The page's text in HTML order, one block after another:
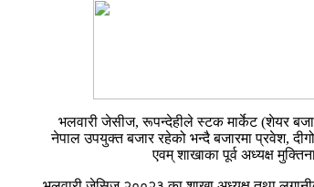
भलवारी जेसीज, रूपन्देहीले स्टक मार्केट (शेयर
नेपाल उपयुक्त बजार रहेको भन्दै बजारमा प्रवेश,
एवम् शाखाका पूर्व अध्यक्ष